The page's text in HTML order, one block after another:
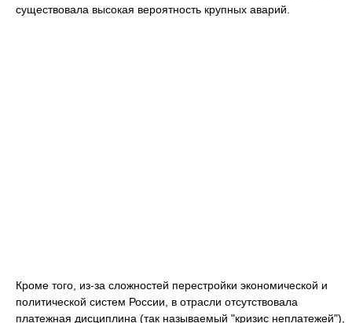
существовала высокая вероятность крупных аварий.
Кроме того, из-за сложностей перестройки экономической и
политической систем России, в отрасли отсутствовала
платежная дисциплина (так называемый "кризис неплатежей"),